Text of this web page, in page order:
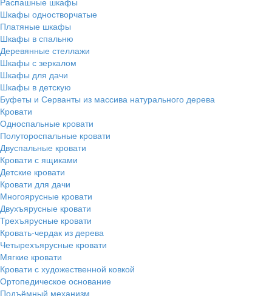
Шкафы одностворчатые
Платяные шкафы
Шкафы в спальню
Деревянные стеллажи
Шкафы с зеркалом
Шкафы для дачи
Шкафы в детскую
Буфеты и Серванты из массива натурального дерева
Кровати
Односпальные кровати
Полутороспальные кровати
Двуспальные кровати
Кровати с ящиками
Детские кровати
Кровати для дачи
Многоярусные кровати
Двухъярусные кровати
Трехъярусные кровати
Кровать-чердак из дерева
Четырехъярусные кровати
Мягкие кровати
Кровати с художественной ковкой
Ортопедическое основание
Подъёмный механизм